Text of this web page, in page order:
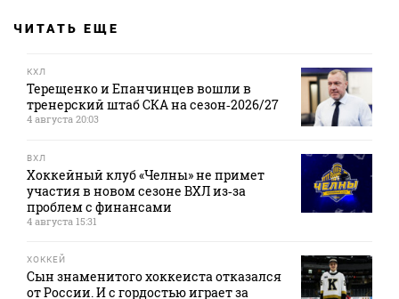
ЧИТАТЬ ЕЩЕ
КХЛ
Терещенко и Епанчинцев вошли в
тренерский штаб СКА на сезон‑2026/27
4 августа 20:03
ВХЛ
Хоккейный клуб «Челны» не примет
участия в новом сезоне ВХЛ из‑за
проблем с финансами
4 августа 15:31
ХОККЕЙ
Сын знаменитого хоккеиста отказался
от России. И с гордостью играет за